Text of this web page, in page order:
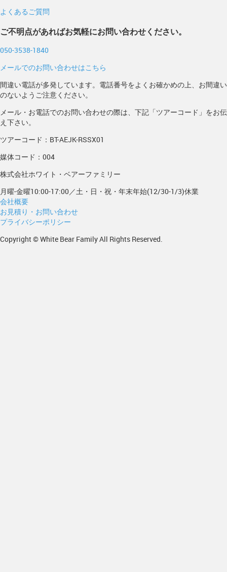
よくあるご質問
ご不明点があればお気軽にお問い合わせください。
050-3538-1840
メールでのお問い合わせはこちら
間違い電話が多発しています。電話番号をよくお確かめの上、お間違い
のないようご注意ください。
メール・お電話でのお問い合わせの際は、下記「ツアーコード」をお伝
え下さい。
ツアーコード：BT-AEJK-RSSX01
媒体コード：004
株式会社ホワイト・ベアーファミリー
月曜-金曜10:00-17:00／土・日・祝・年末年始(12/30-1/3)休業
会社概要
お見積り・お問い合わせ
プライバシーポリシー
Copyright © White Bear Family All Rights Reserved.